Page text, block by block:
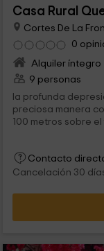
Casa Rural
Cortes De La
0
Alquiler íntegro
9 personas
la profunda
preciosa manera
100 metros sobre
Contacto
Cancelación 30